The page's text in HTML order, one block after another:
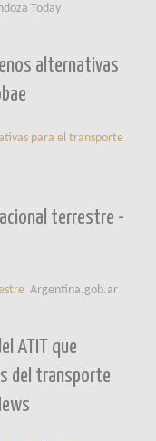
Today
alternativas
para el transporte
terrestre -
Argentina.gob.ar
ATIT que
del transporte